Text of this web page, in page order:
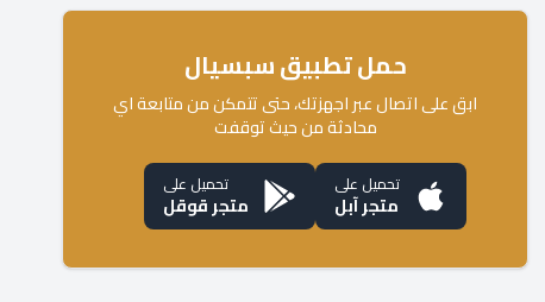
حمل تطبيق سبسيال
ابق على اتصال عبر اجهزتك، حتى تتمكن من متابعة اي
محادثة من حيث توقفت
تحميل على
متجر آبل
تحميل على
متجر قوقل